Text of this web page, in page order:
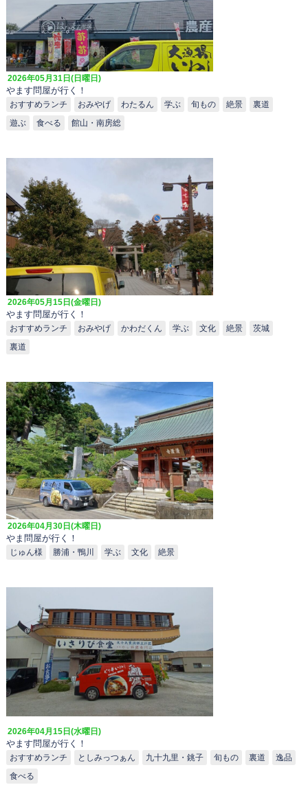
2026年05月31日(日曜日)
やます問屋が行く！
おすすめランチ おみやげ わたるん 学ぶ 旬もの 絶景 裏道
遊ぶ 食べる 館山・南房総
2026年05月15日(金曜日)
やます問屋が行く！
おすすめランチ おみやげ かわだくん 学ぶ 文化 絶景 茨城
裏道
2026年04月30日(木曜日)
やま問屋が行く！
じゅん様 勝浦・鴨川 学ぶ 文化 絶景
2026年04月15日(水曜日)
やます問屋が行く！
おすすめランチ としみっつぁん 九十九里・銚子 旬もの 裏道 逸品
食べる